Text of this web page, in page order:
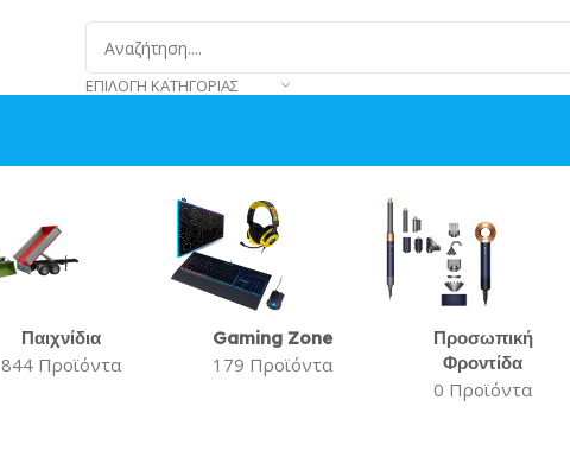
ΕΠΙΛΟΓΉ ΚΑΤΗΓΟΡΊΑΣ
Παιχνίδια
844 Προϊόντα
Gaming Zone
179 Προϊόντα
Προσωπική
Φροντίδα
0 Προϊόντα